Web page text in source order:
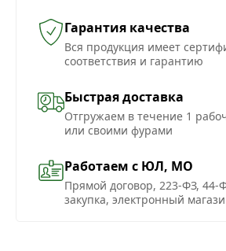
Гарантия качества
Вся продукция имеет
соответствия и гарантию
Быстрая доставка
Отгружаем в течение 1
или своими фурами
Работаем с ЮЛ, МО
Прямой договор, 223-ФЗ, 44-
закупка, электронный